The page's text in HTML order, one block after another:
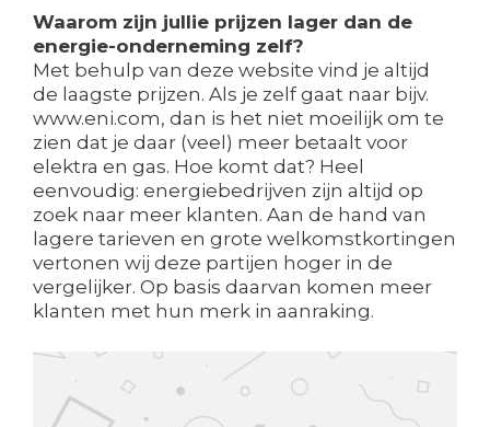
Waarom zijn jullie prijzen lager dan de
energie-onderneming zelf?
Met behulp van deze website vind je altijd
de laagste prijzen. Als je zelf gaat naar bijv.
www.eni.com, dan is het niet moeilijk om te
zien dat je daar (veel) meer betaalt voor
elektra en gas. Hoe komt dat? Heel
eenvoudig: energiebedrijven zijn altijd op
zoek naar meer klanten. Aan de hand van
lagere tarieven en grote welkomstkortingen
vertonen wij deze partijen hoger in de
vergelijker. Op basis daarvan komen meer
klanten met hun merk in aanraking.